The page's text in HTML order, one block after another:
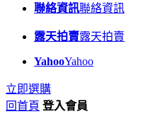
聯絡資訊聯絡資訊
露天拍賣露天拍賣
YahooYahoo
立即選購
回首頁 登入會員